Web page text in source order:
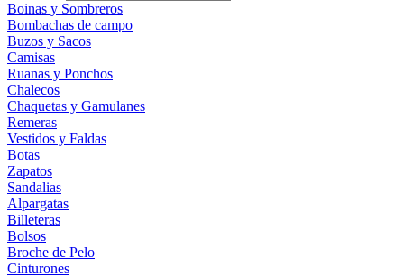
Boinas y Sombreros
Bombachas de campo
Buzos y Sacos
Camisas
Ruanas y Ponchos
Chalecos
Chaquetas y Gamulanes
Remeras
Vestidos y Faldas
Botas
Zapatos
Sandalias
Alpargatas
Billeteras
Bolsos
Broche de Pelo
Cinturones